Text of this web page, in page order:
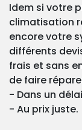
Idem si votre
climatisation
encore votre
différents
frais et sans
de faire
- Dans un
- Au prix juste.